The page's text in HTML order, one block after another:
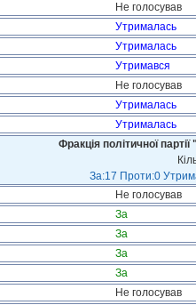
Не голосував
Утрималась
Утрималась
Утримався
Не голосував
Утрималась
Утрималась
Фракція політичної
За:17 Проти:0
Не голосував
За
За
За
За
Не голосував